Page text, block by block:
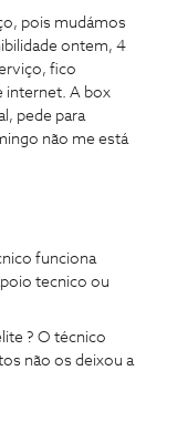
pois mudámos
ontem, 4
fico
internet. A box
pede para
não me está
funciona
tecnico ou
? O técnico
não os deixou a